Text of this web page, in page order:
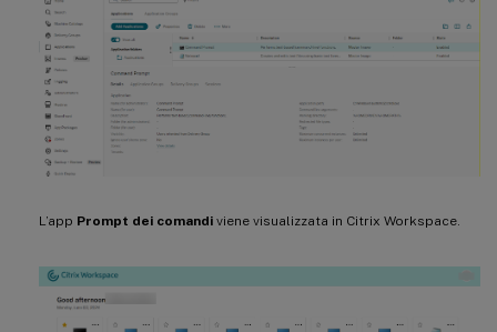
L’app Prompt dei comandi viene visualizzata in Citrix Workspace.